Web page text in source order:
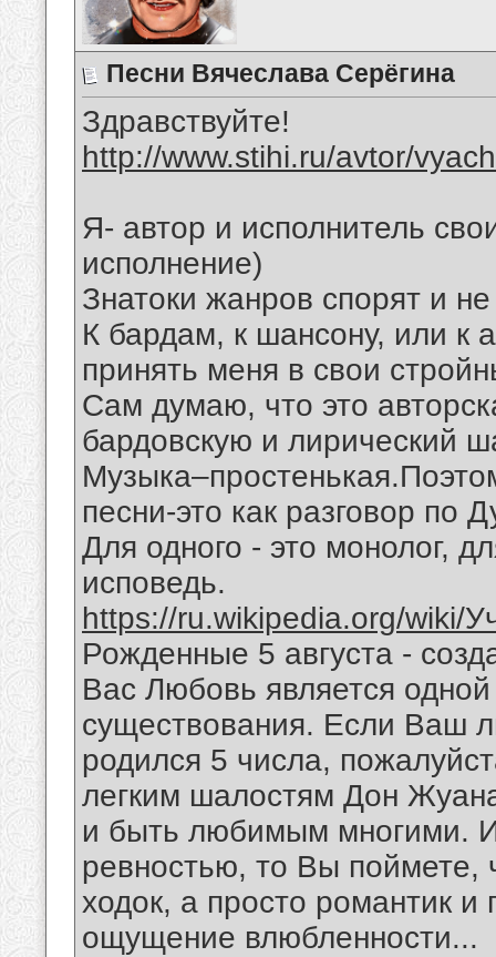
Песни Вячеслава Серёгина
Здравствуйте!
http://www.stihi.ru/avtor/
Я- автор и исполнитель
исполнение)
Знатоки жанров спорят и
К бардам, к шансону, или к
принять меня в свои
Сам думаю, что это
бардовскую и лирический
песни-это как разговор по
Для одного - это монолог,
исповедь.
https://ru.wikipedia.org/wiki/
Рожденные 5 августа -
Вас Любовь является
существования. Если
родился 5 числа,
легким шалостям Дон
и быть любимым многими.
ревностью, то Вы
ходок, а просто романтик и
ощущение влюбленности...